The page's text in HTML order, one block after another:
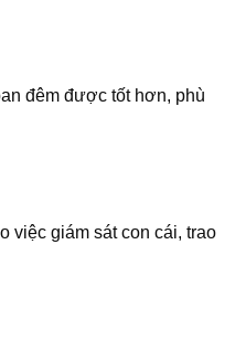
đêm được tốt hơn, phù
việc giám sát con cái, trao